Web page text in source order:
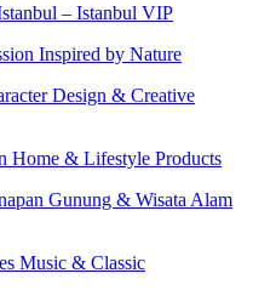
– Istanbul VIP
Inspired by Nature
Design & Creative
Home & Lifestyle Products
Gunung & Wisata Alam
Music & Classic